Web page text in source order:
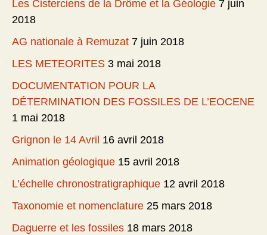
Les Cisterciens de la Drôme et la Géologie 7 juin
2018
AG nationale à Remuzat 7 juin 2018
LES METEORITES 3 mai 2018
DOCUMENTATION POUR LA
DÉTERMINATION DES FOSSILES DE L’EOCENE
1 mai 2018
Grignon le 14 Avril 16 avril 2018
Animation géologique 15 avril 2018
L’échelle chronostratigraphique 12 avril 2018
Taxonomie et nomenclature 25 mars 2018
Daguerre et les fossiles 18 mars 2018